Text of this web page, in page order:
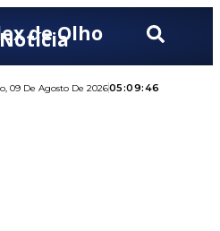
de Olho
09 De Agosto De 202605:09:47